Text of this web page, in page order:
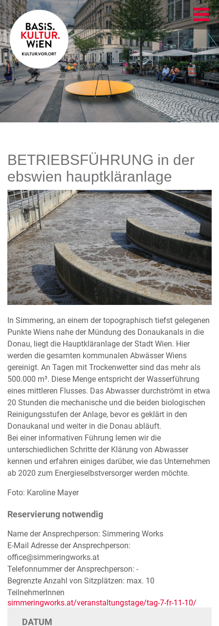
BETRIEBSFÜHRUNG in der
ebswien hauptkläranlage
In Simmering, an einem der topographisch tiefst gelegenen
Punkte Wiens nahe der Mündung des Donaukanals in die
Donau, liegt die Hauptkläranlage der Stadt Wien. Hier
werden die gesamten kommunalen Abwässer Wiens
gereinigt. An Tagen mit Trockenwetter sind das mehr als
500.000 m³. Diese Menge entspricht der Wasserführung
eines mittleren Flusses. Das Abwasser durchströmt in etwa
20 Stunden die mechanische und die beiden biologischen
Reinigungsstufen der Anlage, bevor es geklärt in den
Donaukanal und weiter in die Donau abläuft.
Bei einer informativen Führung lernen wir die
unterschiedlichen Schritte der Klärung von Abwasser
kennen und erfahren einiges darüber, wie das Unternehmen
ab 2020 zum Energieselbstversorger werden möchte.
Foto: Karoline Mayer
Reservierung notwendig
Name der Ansprechperson: Simmering Works
E-Mail Adresse der Ansprechperson:
office@simmeringworks.at
Telefonnummer der Ansprechperson: -
Begrenzte Anzahl von Sitzplätzen: max. 10
TeilnehmerInnen
simmeringworks.at/veranstaltungstage/tag-7-fr-11-10/
DATUM